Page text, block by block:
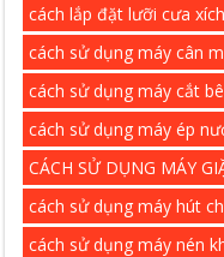
cách lắp đặt lưỡi cưa xích
cách sử dụng máy cân
cách sử dụng máy cắt
cách sử dụng máy ép
CÁCH SỬ DỤNG MÁY
cách sử dụng máy hút
cách sử dụng máy nén